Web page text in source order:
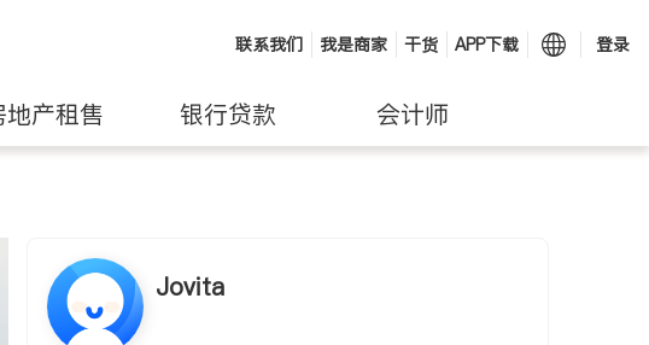
联系我们 我是商家 干货 APP下载 登录
地产租售 银行贷款 会计师
Jovita